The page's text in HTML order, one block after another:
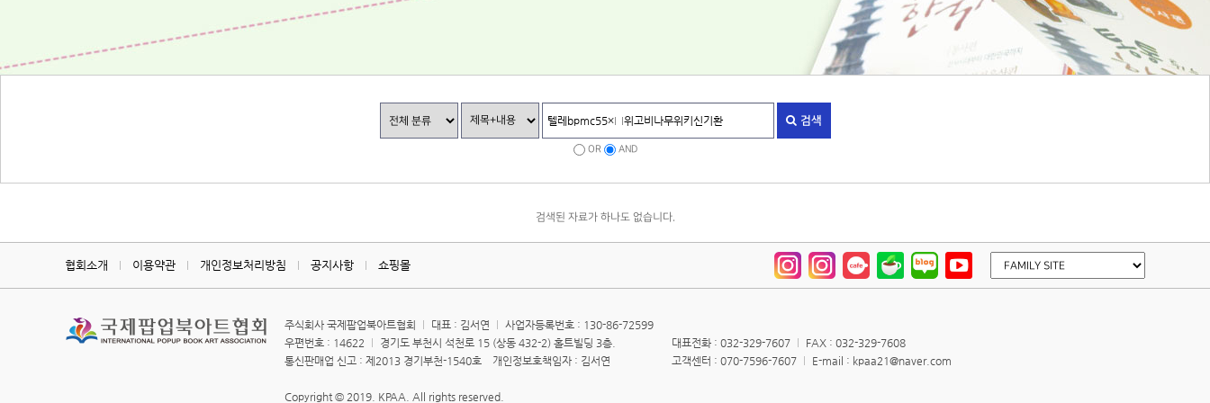
검색
OR AND
검색된 자료가 하나도 없습니다.
협회소개 이용약관 개인정보처리방침 공지사항 쇼핑몰
주식회사 국제팝업북아트협회 대표 : 김서연
사업자등록번호 : 130-86-72599
우편번호 : 14622
경기도 부천시 석천로 15 (상동 432-2) 홀트빌딩 3층.
통신판매업 신고 : 제2013 경기부천-1540호 개인정보호책임자 : 김서연
Copyright © 2019. KPAA. All rights reserved.
대표전화 : 032-329-7607
FAX : 032-329-7608
고객센터 : 070-7596-7607
E-mail : kpaa21@naver.com